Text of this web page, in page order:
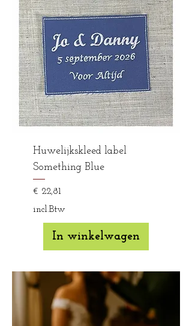
Huwelijkskleed label
Something Blue
Prijs
€ 22,81
incl.Btw
In winkelwagen